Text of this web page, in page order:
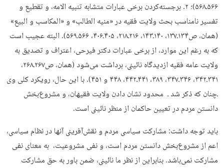
۵۶۶ـ۵۶۸)؛ ۲. برجسته‌کردن برخی عبارات متشابه تنبیه الامه، و تقطیع و
تفسیر نامناسب بحث ولایت فقیه در «منیه الطالب» و «المکاسب و البیع»
(همان، ص۱۳۴ـ۱۳۷، ۱۴۰ـ۱۴۳، ۲۱۶ـ۲۱۸، ۴۰۵ـ۴۰۶، ۵۶۶ـ۵۶۹). البته عجیب است
که به رغم این موارد، از برخی عبارات دکتر فیرحی، اعتراف و تصدیق به
ولایت عامه فقیه ازدیدگاه نائینی، برداشت می‌شود (همان، ص۲۶۷ـ۲۶۸،
۳۴۱ـ۳۴۲، ۳۴۶ـ۳۴۷، ۳۸۹، ۴۴۱ـ۴۴۲، ۴۴۸ و ۴۵۱). با این حال،‌ رویکرد کلی وی
ـ‌چنان که ذکر شد ـ محدود نشان دادن ولایت فقیهان، و مشروع‌بخش
دانستن مردم در تعیین حاکمان از منظر نائینی است.
باید توجه داشت: مشارکت سیاسی مردم و نقش‌آفرینی آنها در نظام سیاسی،
اعم از مشروع‌بخش دانستن مردم است، و نفی مشروعیت، به معنای نفی
مشارکت نمی‌باشد. بنابراین از نظر ما نائینی، ضمن باور به حق مشارکت